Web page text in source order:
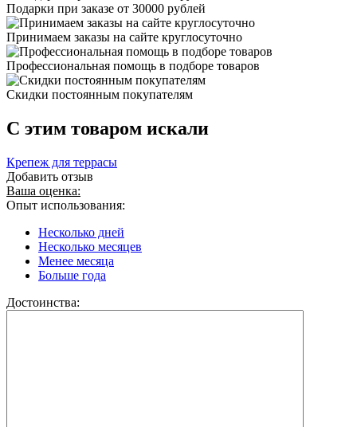
Подарки при заказе от 30000 рублей
Принимаем заказы на сайте круглосуточно
Профессиональная помощь в подборе товаров
Скидки постоянным покупателям
C этим товаром искали
Крепеж для террасы
Добавить отзыв
Ваша оценка:
Опыт использования:
Несколько дней
Несколько месяцев
Менее месяца
Больше года
Достоинства: